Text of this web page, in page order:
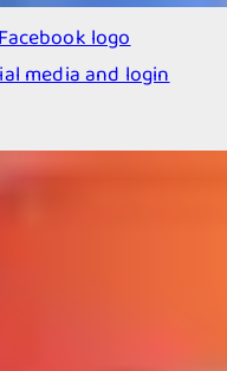
logo
media and login